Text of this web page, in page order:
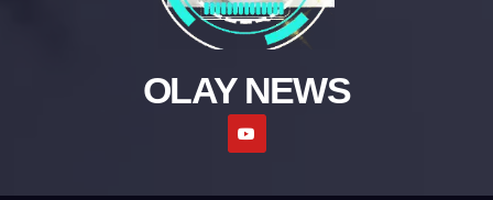
OLAY NEWS